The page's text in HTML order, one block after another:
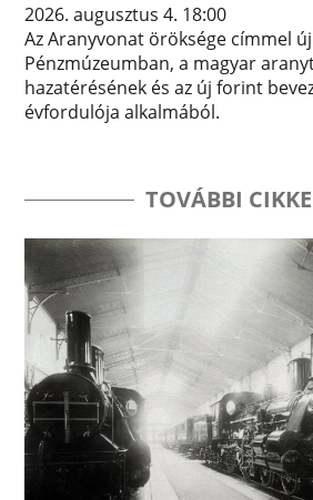
2026. augusztus 4. 18:00
Az Aranyvonat öröksége címmel
Pénzmúzeumban, a magyar
hazatérésének és az új forint
évfordulója alkalmából.
TOVÁBBI